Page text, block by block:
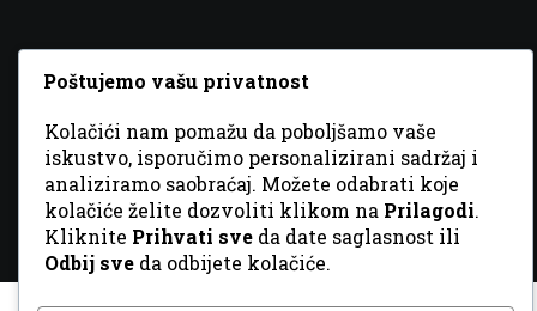
© 2026 Sva prava zadržana. Dizajn
Poštujemo vašu privatnost
Kolačići nam pomažu da poboljšamo vaše
iskustvo, isporučimo personalizirani sadržaj i
analiziramo saobraćaj. Možete odabrati koje
kolačiće želite dozvoliti klikom na Prilagodi.
Kliknite Prihvati sve da date saglasnost ili
Odbij sve da odbijete kolačiće.